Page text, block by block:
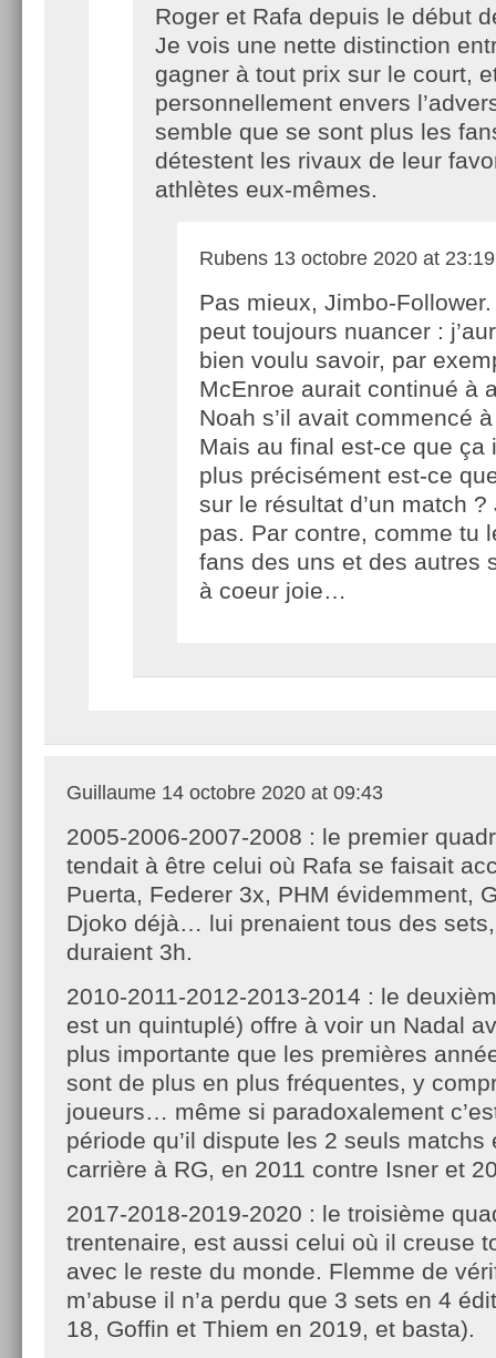
Roger et Rafa depuis le début
Je vois une nette distinction
gagner à tout prix sur le court,
personnellement envers
semble que se sont plus les
détestent les rivaux de leur
athlètes eux-mêmes.
Rubens 13 octobre 2020 at 23:19
Pas mieux, Jimbo-Follower.
peut toujours nuancer :
bien voulu savoir, par
McEnroe aurait continué à
Noah s’il avait commencé
Mais au final est-ce que ça
plus précisément est-ce
sur le résultat d’un match
pas. Par contre, comme tu
fans des uns et des autres
à coeur joie…
Guillaume 14 octobre 2020 at 09:43
2005-2006-2007-2008 : le premier
tendait à être celui où Rafa se faisait
Puerta, Federer 3x, PHM évidemment,
Djoko déjà… lui prenaient tous des
duraient 3h.
2010-2011-2012-2013-2014 : le
est un quintuplé) offre à voir un Nadal
plus importante que les premières
sont de plus en plus fréquentes, y
joueurs… même si paradoxalement
période qu’il dispute les 2 seuls matchs
carrière à RG, en 2011 contre Isner et
2017-2018-2019-2020 : le troisième
trentenaire, est aussi celui où il creuse
avec le reste du monde. Flemme de
m’abuse il n’a perdu que 3 sets en 4
18, Goffin et Thiem en 2019, et basta).